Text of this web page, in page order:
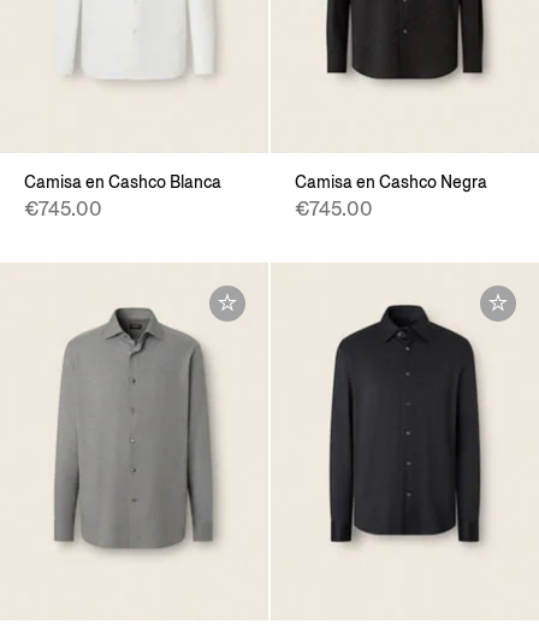
Camisa en Cashco Blanca
€745.00
Camisa en Cashco Negra
€745.00